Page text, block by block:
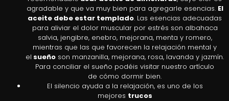
agradable y que va muy bien para agregarle esencias. El
aceite debe estar templado. Las esencias adecuadas
para aliviar el dolor muscular por estrés son albahaca
salvia, jengibre, enebro, mejorana, menta y romero,
mientras que las que favorecen la relajación mental y
el sueño son manzanilla, mejorana, rosa, lavanda y jazmín.
Para conciliar el sueño podéis visitar nuestro artículo
de cómo dormir bien.
El silencio ayuda a la relajación, es uno de los
mejores trucos